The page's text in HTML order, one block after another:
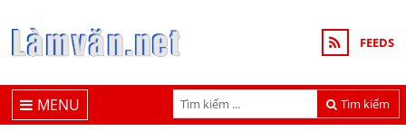
FEEDS
Tìm kiếm
MENU